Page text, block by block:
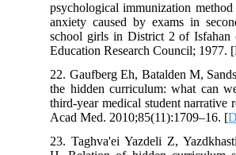
psychological immunization
anxiety caused by exams in
school girls in District 2 of Isfahan
Education Research Council; 1977.
22. Gaufberg Eh, Batalden M,
the hidden curriculum: what can
third-year medical student narrative
Acad Med. 2010;85(11):1709–16. [
23. Taghva'ei Yazdeli Z,